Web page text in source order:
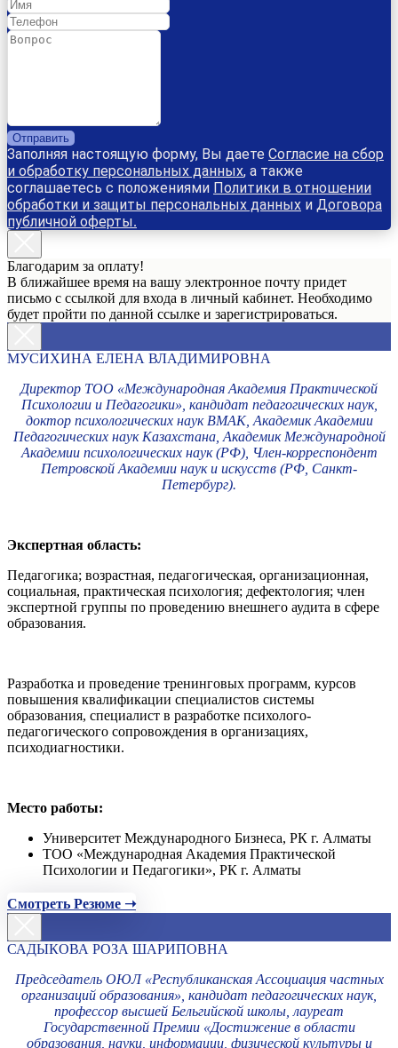
Отправить
Заполняя настоящую форму, Вы даете Согласие на сбор
и обработку персональных данных, а также
соглашаетесь с положениями Политики в отношении
обработки и защиты персональных данных и Договора
публичной оферты.
Благодарим за оплату!
В ближайшее время на вашу электронное почту придет
письмо с ссылкой для входа в личный кабинет. Необходимо
будет пройти по данной ссылке и зарегистрироваться.
МУСИХИНА ЕЛЕНА ВЛАДИМИРОВНА
Директор ТОО «Международная Академия Практической
Психологии и Педагогики», кандидат педагогических наук,
доктор психологических наук ВМАК, Академик Академии
Педагогических наук Казахстана, Академик Международной
Академии психологических наук (РФ), Член-корреспондент
Петровской Академии наук и искусств (РФ, Санкт-
Петербург).
Экспертная область:
Педагогика; возрастная, педагогическая, организационная,
социальная, практическая психология; дефектология; член
экспертной группы по проведению внешнего аудита в сфере
образования.
Разработка и проведение тренинговых программ, курсов
повышения квалификации специалистов системы
образования, специалист в разработке психолого-
педагогического сопровождения в организациях,
психодиагностики.
Место работы:
Университет Международного Бизнеса, РК г. Алматы
ТОО «Международная Академия Практической
Психологии и Педагогики», РК г. Алматы
Смотреть Резюме ➝
САДЫКОВА РОЗА ШАРИПОВНА
Председатель ОЮЛ «Республиканская Ассоциация частных
организаций образования», кандидат педагогических наук,
профессор высшей Бельгийской школы, лауреат
Государственной Премии «Достижение в области
образования, науки, информации, физической культуры и